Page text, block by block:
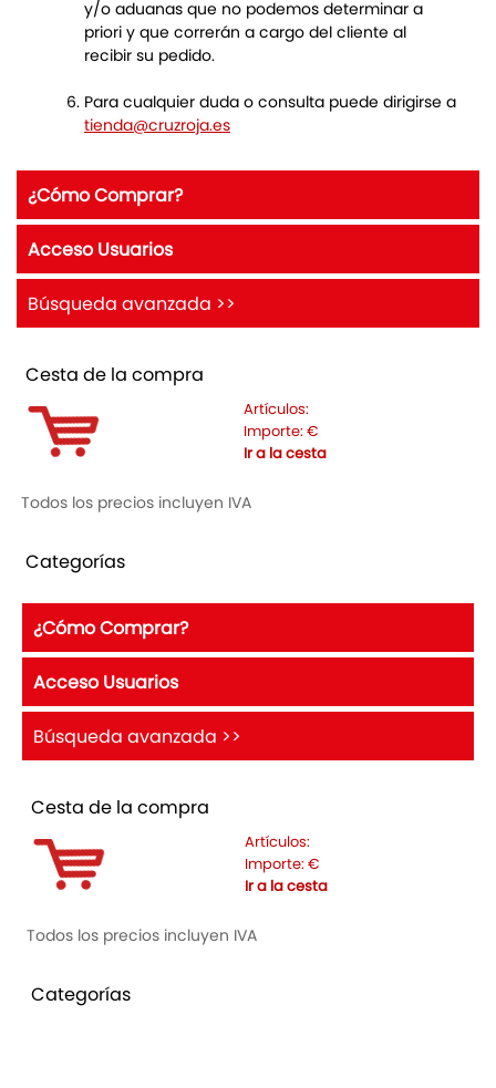
y/o aduanas que no podemos determinar a
priori y que correrán a cargo del cliente al
recibir su pedido.
Para cualquier duda o consulta puede dirigirse a
tienda@cruzroja.es
¿Cómo Comprar?
Acceso Usuarios
Búsqueda avanzada >>
Cesta de la compra
Artículos:
Importe: €
Ir a la cesta
Todos los precios incluyen IVA
Categorías
¿Cómo Comprar?
Acceso Usuarios
Búsqueda avanzada >>
Cesta de la compra
Artículos:
Importe: €
Ir a la cesta
Todos los precios incluyen IVA
Categorías